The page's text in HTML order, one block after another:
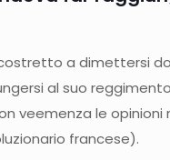
a dimettersi
al suo reggimento
veemenza le opinioni
francese).